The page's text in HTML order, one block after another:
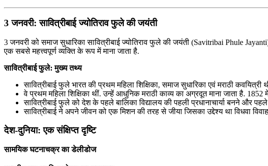
3 जनवरी: सावित्रीबाई ज्योतिराव फुले की जयंती
3 जनवरी को समाज सुधारिका सावित्रीबाई ज्योतिराव फुले की जयंती (Savitribai Phule
एक सबसे महत्त्वपूर्ण व्यक्ति के रूप में माना जाता है.
सावित्रीबाई फुले: मुख्य तथ्य
सावित्रीबाई फुले भारत की प्रथम महिला शिक्षिका, समाज सुधारिका एवं मराठी कवयित्री
वे प्रथम महिला शिक्षिका थीं. उन्हें आधुनिक मराठी काव्य का अग्रदूत माना जाता है.
सावित्रीबाई फुले को देश के पहले बालिका विद्यालय की पहली प्रधानाचार्या बनने और
सावित्रीबाई ने अपने जीवन को एक मिशन की तरह से जीया जिसका उद्देश्य था विधवा
देश-दुनिया: एक संक्षिप्त दृष्टि
सामयिक घटनाचक्र का डेलीडोज